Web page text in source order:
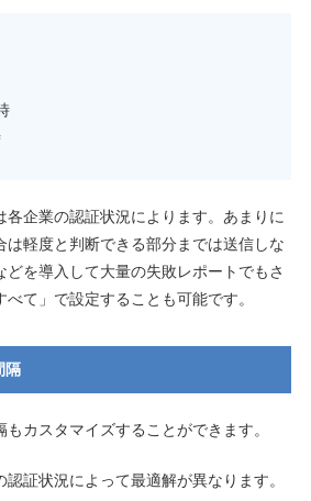
各企業の認証状況によります。あまりに
は軽度と判断できる部分までは送信しな
どを導入して大量の失敗レポートでもさ
て」で設定することも可能です。
隔
カスタマイズすることができます。
証状況によって最適解が異なります。